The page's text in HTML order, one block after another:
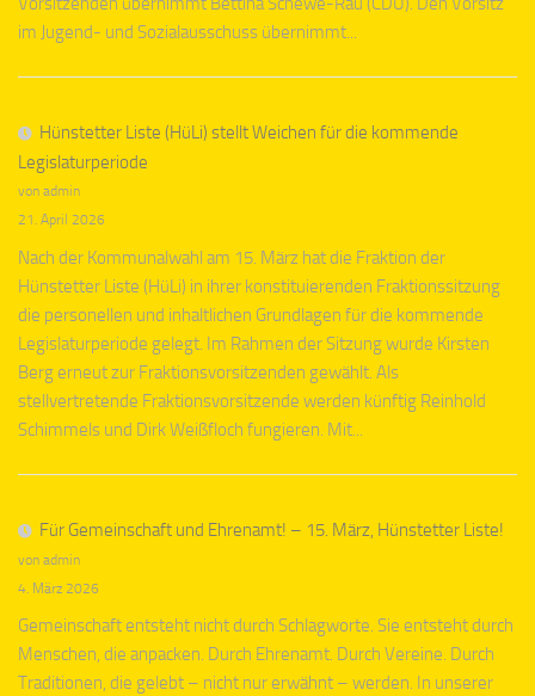
im Jugend- und Sozialausschuss übernimmt...
Hünstetter Liste (HüLi) stellt Weichen für die kommende
Legislaturperiode
von admin
21. April 2026
Nach der Kommunalwahl am 15. März hat die Fraktion der
Hünstetter Liste (HüLi) in ihrer konstituierenden Fraktionssitzung
die personellen und inhaltlichen Grundlagen für die kommende
Legislaturperiode gelegt. Im Rahmen der Sitzung wurde Kirsten
Berg erneut zur Fraktionsvorsitzenden gewählt. Als
stellvertretende Fraktionsvorsitzende werden künftig Reinhold
Schimmels und Dirk Weißfloch fungieren. Mit...
Für Gemeinschaft und Ehrenamt! – 15. März, Hünstetter Liste!
von admin
4. März 2026
Gemeinschaft entsteht nicht durch Schlagworte. Sie entsteht durch
Menschen, die anpacken. Durch Ehrenamt. Durch Vereine. Durch
Traditionen, die gelebt – nicht nur erwähnt – werden. In unserer